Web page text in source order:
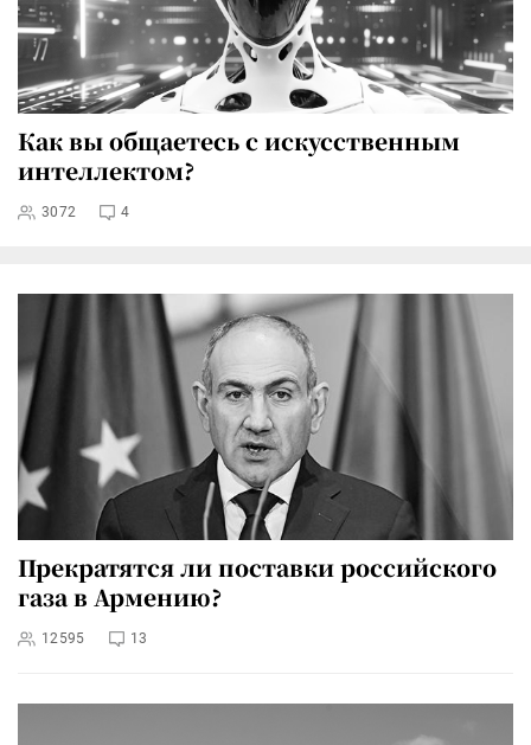
Как вы общаетесь с искусственным
интеллектом?
3072 4
Прекратятся ли поставки российского
газа в Армению?
12595 13